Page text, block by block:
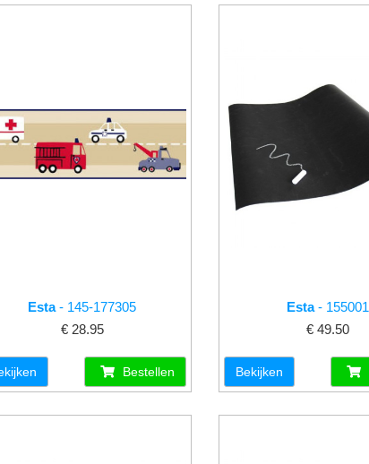
Esta- 145-177305
€ 28.95
Bestellen
Esta- 155001
€ 49.50
Bekijken